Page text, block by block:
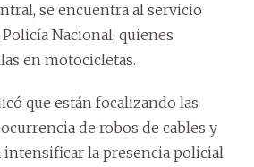
se encuentra al servicio
Nacional, quienes
en motocicletas.
que están focalizando las
de robos de cables y
intensificar la presencia policial